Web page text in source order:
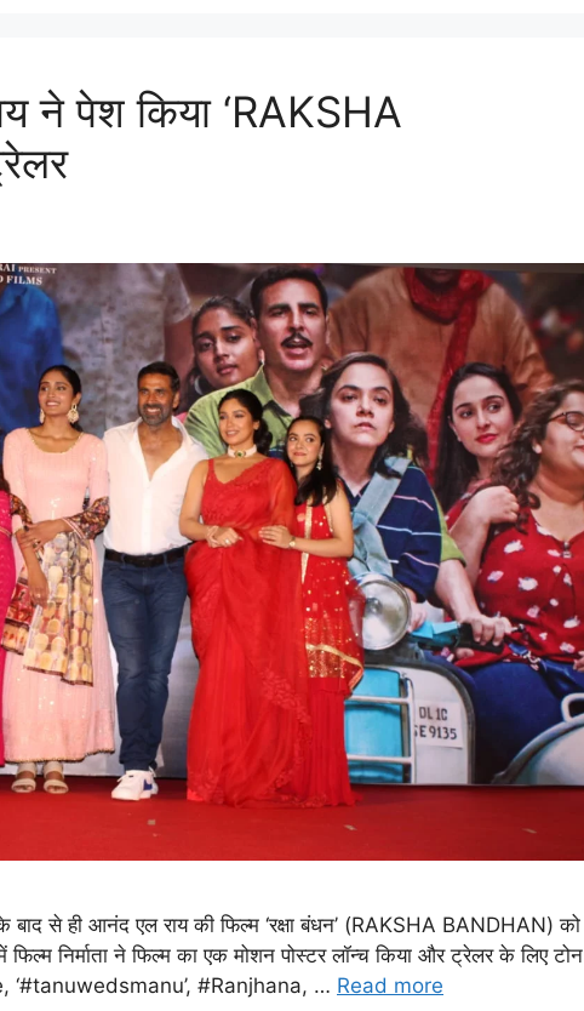
ने पेश किया ‘RAKSHA
के बाद से ही आनंद एल राय की फिल्म ‘रक्षा बंधन’ (RAKSHA BANDHAN) को
फिल्म निर्माता ने फिल्म का एक मोशन पोस्टर लॉन्च किया और ट्रेलर के लिए टोन
‘#tanuwedsmanu’, #Ranjhana, … Read more